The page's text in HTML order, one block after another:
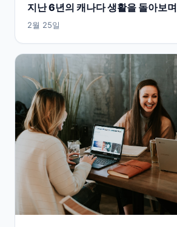
지난 6년의 캐나다 생활을 돌아보며
2월 25일